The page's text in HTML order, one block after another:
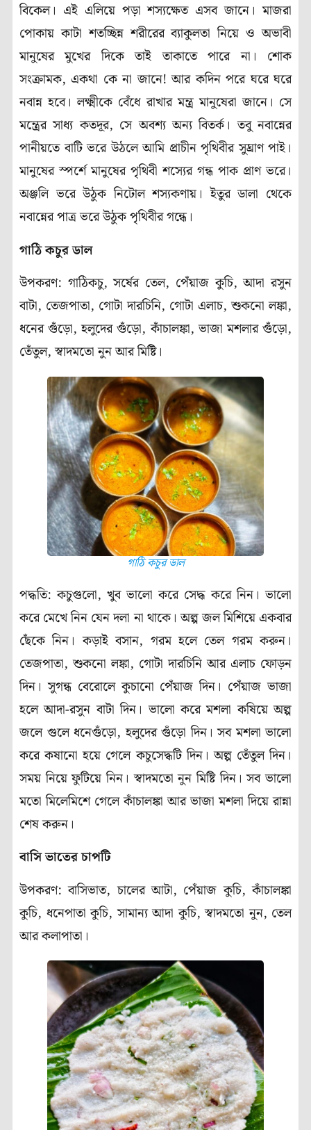
বিকেল। এই এলিয়ে পড়া শস্যক্ষেত এসব জানে। মাজরা
পোকায় কাটা শতচ্ছিন্ন শরীরের ব্যাকুলতা নিয়ে ও অভাবী
মানুষের মুখের দিকে তাই তাকাতে পারে না। শোক
সংক্রামক, একথা কে না জানে! আর কদিন পরে ঘরে ঘরে
নবান্ন হবে। লক্ষ্মীকে বেঁধে রাখার মন্ত্র মানুষেরা জানে। সে
মন্ত্রের সাধ্য কতদূর, সে অবশ্য অন্য বিতর্ক। তবু নবান্নের
পানীয়তে বাটি ভরে উঠলে আমি প্রাচীন পৃথিবীর সুঘ্রাণ পাই।
মানুষের স্পর্শে মানুষের পৃথিবী শস্যের গন্ধ পাক প্রাণ ভরে।
অঞ্জলি ভরে উঠুক নিটোল শস্যকণায়। ইতুর ডালা থেকে
নবান্নের পাত্র ভরে উঠুক পৃথিবীর গন্ধে।
গাঠিকচুরডাল
উপকরণ: গাঠিকচু, সর্ষের তেল, পেঁয়াজ কুচি, আদা রসুন
বাটা, তেজপাতা, গোটা দারচিনি, গোটা এলাচ, শুকনো লঙ্কা,
ধনের গুঁড়ো, হলুদের গুঁড়ো, কাঁচালঙ্কা, ভাজা মশলার গুঁড়ো,
তেঁতুল, স্বাদমতো নুন আর মিষ্টি।
গাঠি কচুর ডাল
পদ্ধতি: কচুগুলো, খুব ভালো করে সেদ্ধ করে নিন। ভালো
করে মেখে নিন যেন দলা না থাকে। অল্প জল মিশিয়ে একবার
ছেঁকে নিন। কড়াই বসান, গরম হলে তেল গরম করুন।
তেজপাতা, শুকনো লঙ্কা, গোটা দারচিনি আর এলাচ ফোড়ন
দিন। সুগন্ধ বেরোলে কুচানো পেঁয়াজ দিন। পেঁয়াজ ভাজা
হলে আদা-রসুন বাটা দিন। ভালো করে মশলা কষিয়ে অল্প
জলে গুলে ধনেগুঁড়ো, হলুদের গুঁড়ো দিন। সব মশলা ভালো
করে কষানো হয়ে গেলে কচুসেদ্ধটি দিন। অল্প তেঁতুল দিন।
সময় নিয়ে ফুটিয়ে নিন। স্বাদমতো নুন মিষ্টি দিন। সব ভালো
মতো মিলেমিশে গেলে কাঁচালঙ্কা আর ভাজা মশলা দিয়ে রান্না
শেষ করুন।
বাসিভাতেরচাপটি
উপকরণ: বাসিভাত, চালের আটা, পেঁয়াজ কুচি, কাঁচালঙ্কা
কুচি, ধনেপাতা কুচি, সামান্য আদা কুচি, স্বাদমতো নুন, তেল
আর কলাপাতা।